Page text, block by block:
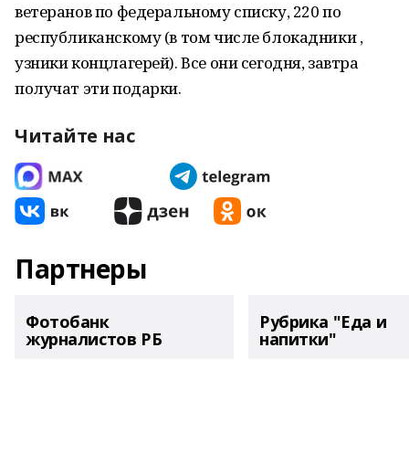
ветеранов по федеральному списку, 220 по
республиканскому (в том числе блокадники ,
узники концлагерей). Все они сегодня, завтра
получат эти подарки.
Читайте нас
Партнеры
Фотобанк
журналистов РБ
Рубрика "Еда и
напитки"